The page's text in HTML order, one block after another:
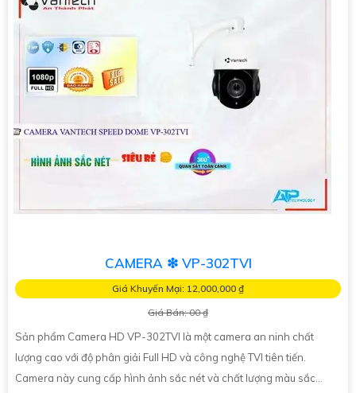
CAMERA ❇ VP-302TVI
Giá Khuyến Mại: 12,000,000 ₫
Giá Bán: 00 ₫
Sản phẩm Camera HD VP-302TVI là một camera an ninh chất
lượng cao với độ phân giải Full HD và công nghệ TVI tiên tiến.
Camera này cung cấp hình ảnh sắc nét và chất lượng màu sắc...